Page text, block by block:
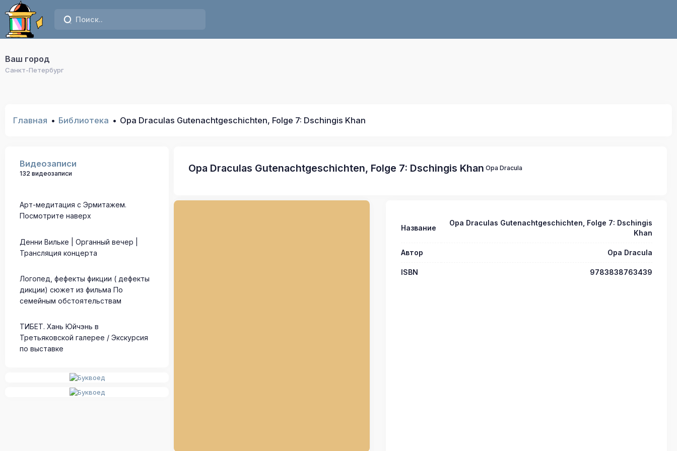
Ваш город
Санкт-Петербург
Главная Библиотека Opa Draculas Gutenachtgeschichten, Folge 7: Dschingis Khan
Видеозаписи
132 видеозаписи
Арт-медитация с Эрмитажем.
Посмотрите наверх
Денни Вильке | Органный вечер |
Трансляция концерта
Логопед, фефекты фикции ( дефекты
дикции) сюжет из фильма По
семейным обстоятельствам
ТИБЕТ. Хань Юйчэнь в
Третьяковской галерее / Экскурсия
по выставке
Opa Draculas Gutenachtgeschichten, Folge 7: Dschingis Khan Opa Dracula
Название
Opa Draculas Gutenachtgeschichten, Folge 7: Dschingis
Khan
Автор Opa Dracula
ISBN 9783838763439